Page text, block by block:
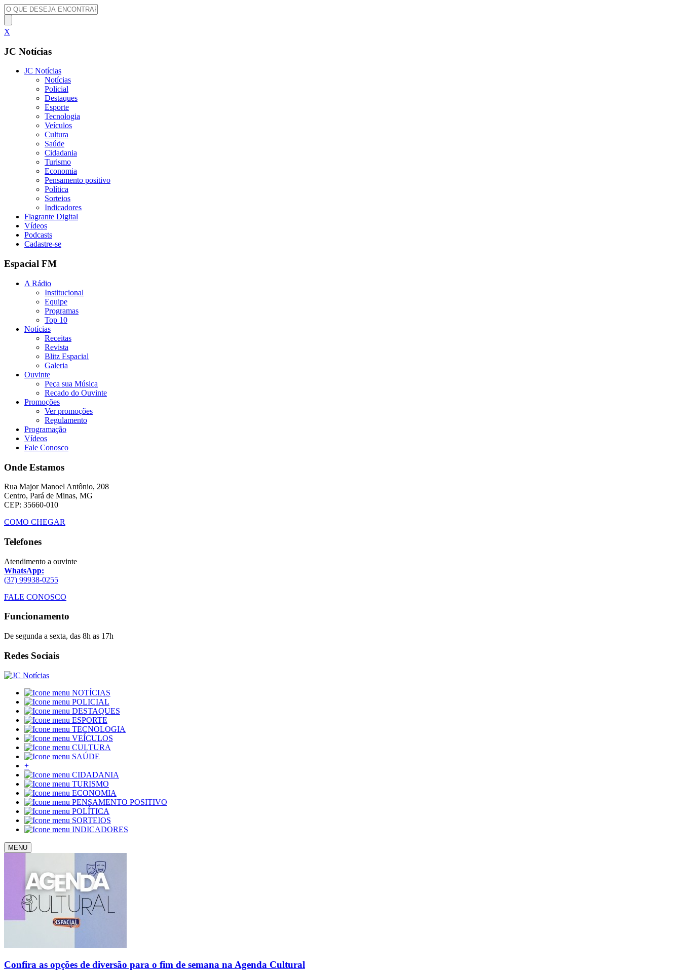
X
JC Notícias
JC Notícias
Notícias
Policial
Destaques
Esporte
Tecnologia
Veículos
Cultura
Saúde
Cidadania
Turismo
Economia
Pensamento positivo
Política
Sorteios
Indicadores
Flagrante Digital
Vídeos
Podcasts
Cadastre-se
Espacial FM
A Rádio
Institucional
Equipe
Programas
Top 10
Notícias
Receitas
Revista
Blitz Espacial
Galeria
Ouvinte
Peça sua Música
Recado do Ouvinte
Promoções
Ver promoções
Regulamento
Programação
Vídeos
Fale Conosco
Onde Estamos
Rua Major Manoel Antônio, 208
Centro, Pará de Minas, MG
CEP: 35660-010
COMO CHEGAR
Telefones
Atendimento a ouvinte
WhatsApp:
(37) 99938-0255
FALE CONOSCO
Funcionamento
De segunda a sexta, das 8h as 17h
Redes Sociais
NOTÍCIAS
POLICIAL
DESTAQUES
ESPORTE
TECNOLOGIA
VEÍCULOS
CULTURA
SAÚDE
+
CIDADANIA
TURISMO
ECONOMIA
PENSAMENTO POSITIVO
POLÍTICA
SORTEIOS
INDICADORES
MENU
Confira as opções de diversão para o fim de semana na Agenda Cultural